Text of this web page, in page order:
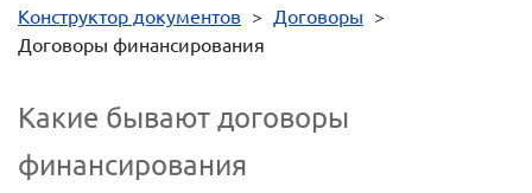
Конструктор документов > Договоры >
Договоры финансирования
Какие бывают договоры
финансирования